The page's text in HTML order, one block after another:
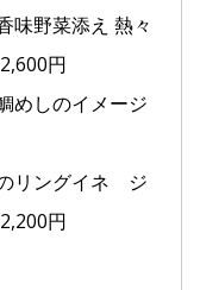
味野菜添え 熱々
円
めしのイメージ
リングイネ ジ
円